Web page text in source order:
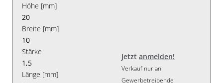
Höhe [mm]
20
Breite [mm]
10
Stärke
1,5
Länge [mm]
Jetzt anmelden!
Verkauf nur an
Gewerbetreibende